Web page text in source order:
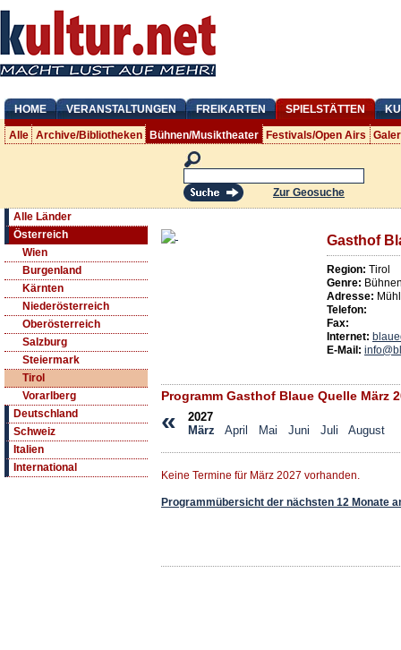
HOME VERANSTALTUNGEN FREIKARTEN SPIELSTÄTTEN
Alle Archive/Bibliotheken Bühnen/Musiktheater Festivals/Open Airs
Zur Geosuche
Alle Länder
Österreich
Wien
Burgenland
Kärnten
Niederösterreich
Oberösterreich
Salzburg
Steiermark
Tirol
Vorarlberg
Deutschland
Schweiz
Italien
International
Gasthof
Region: Tirol
Genre:
Adresse:
Telefon:
Fax:
Internet:
E-Mail:
Programm Gasthof Blaue Quelle März
«
2027
März
April Mai Juni Juli August
Keine Termine für März 2027 vorhanden.
Programmübersicht der nächsten 12 Monate